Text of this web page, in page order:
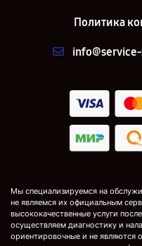
Политика
Мы специализируемся на
не являемся их официальным
высококачественные услуги
осуществляем диагностику и
ориентировочные и не являются